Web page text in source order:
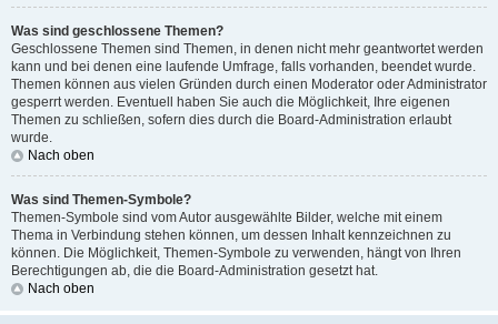
Was sind geschlossene Themen?
Geschlossene Themen sind Themen, in denen nicht mehr geantwortet werden
kann und bei denen eine laufende Umfrage, falls vorhanden, beendet wurde.
Themen können aus vielen Gründen durch einen Moderator oder Administrator
gesperrt werden. Eventuell haben Sie auch die Möglichkeit, Ihre eigenen
Themen zu schließen, sofern dies durch die Board-Administration erlaubt
wurde.
Nach oben
Was sind Themen-Symbole?
Themen-Symbole sind vom Autor ausgewählte Bilder, welche mit einem
Thema in Verbindung stehen können, um dessen Inhalt kennzeichnen zu
können. Die Möglichkeit, Themen-Symbole zu verwenden, hängt von Ihren
Berechtigungen ab, die die Board-Administration gesetzt hat.
Nach oben